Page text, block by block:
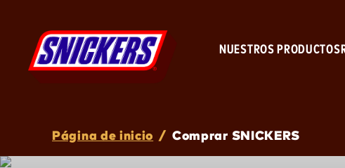
NUESTROS PRODUCTOS
BreadcrumbPágina de inicio / Comprar SNICKERS